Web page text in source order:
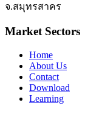
จ.สมุทรสาคร
Market Sectors
Home
About Us
Contact
Download
Learning